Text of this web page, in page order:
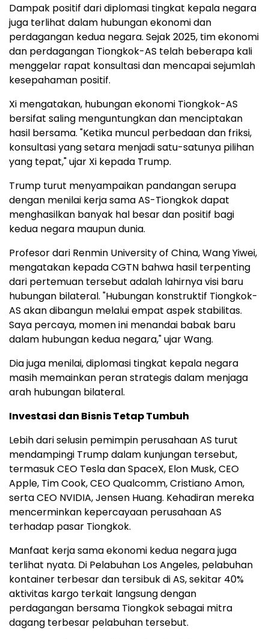
Dampak positif dari diplomasi tingkat kepala negara
juga terlihat dalam hubungan ekonomi dan
perdagangan kedua negara. Sejak 2025, tim ekonomi
dan perdagangan Tiongkok-AS telah beberapa kali
menggelar rapat konsultasi dan mencapai sejumlah
kesepahaman positif.
Xi mengatakan, hubungan ekonomi Tiongkok-AS
bersifat saling menguntungkan dan menciptakan
hasil bersama. "Ketika muncul perbedaan dan friksi,
konsultasi yang setara menjadi satu-satunya pilihan
yang tepat," ujar Xi kepada Trump.
Trump turut menyampaikan pandangan serupa
dengan menilai kerja sama AS-Tiongkok dapat
menghasilkan banyak hal besar dan positif bagi
kedua negara maupun dunia.
Profesor dari Renmin University of China, Wang Yiwei,
mengatakan kepada CGTN bahwa hasil terpenting
dari pertemuan tersebut adalah lahirnya visi baru
hubungan bilateral. "Hubungan konstruktif Tiongkok-
AS akan dibangun melalui empat aspek stabilitas.
Saya percaya, momen ini menandai babak baru
dalam hubungan kedua negara," ujar Wang.
Dia juga menilai, diplomasi tingkat kepala negara
masih memainkan peran strategis dalam menjaga
arah hubungan bilateral.
Investasi dan Bisnis Tetap Tumbuh
Lebih dari selusin pemimpin perusahaan AS turut
mendampingi Trump dalam kunjungan tersebut,
termasuk CEO Tesla dan SpaceX, Elon Musk, CEO
Apple, Tim Cook, CEO Qualcomm, Cristiano Amon,
serta CEO NVIDIA, Jensen Huang. Kehadiran mereka
mencerminkan kepercayaan perusahaan AS
terhadap pasar Tiongkok.
Manfaat kerja sama ekonomi kedua negara juga
terlihat nyata. Di Pelabuhan Los Angeles, pelabuhan
kontainer terbesar dan tersibuk di AS, sekitar 40%
aktivitas kargo terkait langsung dengan
perdagangan bersama Tiongkok sebagai mitra
dagang terbesar pelabuhan tersebut.